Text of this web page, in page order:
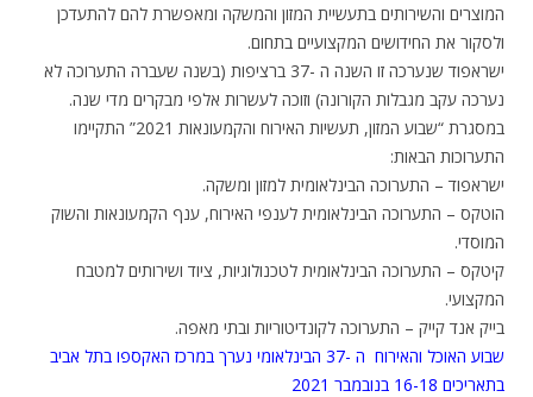
המוצרים והשירותים בתעשיית המזון והמשקה ומאפשרת להם להתעדכן
ולסקור את החידושים המקצועיים בתחום.
ישראפוד שנערכה זו השנה ה -37 ברציפות (בשנה שעברה התערוכה לא
נערכה עקב מגבלות הקורונה) וזוכה לעשרות אלפי מבקרים מדי שנה.
במסגרת “שבוע המזון, תעשיות האירוח והקמעונאות 2021” התקיימו
התערוכות הבאות:
ישראפוד – התערוכה הבינלאומית למזון ומשקה.
הוטקס – התערוכה הבינלאומית לענפי האירוח, ענף הקמעונאות והשוק
המוסדי.
קיטקס – התערוכה הבינלאומית לטכנולוגיות, ציוד ושירותים למטבח
המקצועי.
בייק אנד קייק – התערוכה לקונדיטוריות ובתי מאפה.
שבוע האוכל והאירוח ה -37 הבינלאומי נערך במרכז האקספו בתל אביב
בתאריכים 16-18 בנובמבר 2021